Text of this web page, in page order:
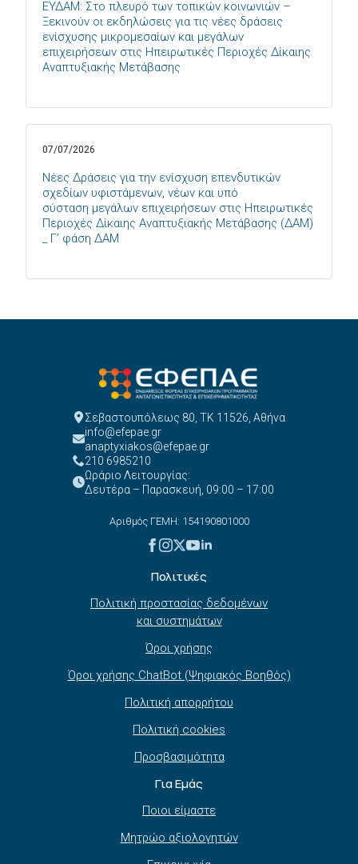
ΕΥΔΑΜ: Στο πλευρό των τοπικών κοινωνιών –
Ξεκινούν οι εκδηλώσεις για τις νέες δράσεις
ενίσχυσης μικρομεσαίων και μεγάλων
επιχειρήσεων στις Ηπειρωτικές Περιοχές Δίκαιης
Αναπτυξιακής Μετάβασης
Νέες Δράσεις για την ενίσχυση επενδυτικών
σχεδίων υφιστάμενων, νέων και υπό
σύσταση μεγάλων επιχειρήσεων στις Ηπειρωτικές
Περιοχές Δίκαιης Αναπτυξιακής Μετάβασης (ΔΑΜ)
_ Γ’ φάση ΔΑΜ
07/07/2026
Σεβαστουπόλεως 80, ΤΚ 11526, Αθήνα
info@efepae.gr
anaptyxiakos@efepae.gr
210 6985210
Ωράριο Λειτουργίας:
Δευτέρα – Παρασκευή, 09:00 – 17:00
Αριθμός ΓΕΜΗ: 154190801000
Πολιτικές
Πολιτική προστασίας δεδομένων
και συστημάτων
Όροι χρήσης
Όροι χρήσης ChatBot (Ψηφιακός Βοηθός)
Πολιτική απορρήτου
Πολιτική cookies
Προσβασιμότητα
Για Εμάς
Ποιοι είμαστε
Μητρώο αξιολογητών